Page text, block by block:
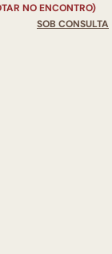
NO ENCONTRO)
SOB CONSULTA